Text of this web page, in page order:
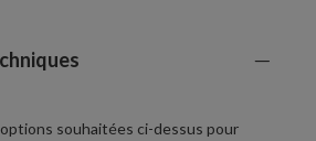
souhaitées ci-dessus pour